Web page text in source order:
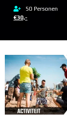
50 Personen
€30,-